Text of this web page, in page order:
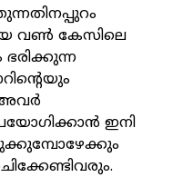
വണ്‍ കേസിലെ
ഭരിക്കുന്ന
അവര്‍
ഇനി